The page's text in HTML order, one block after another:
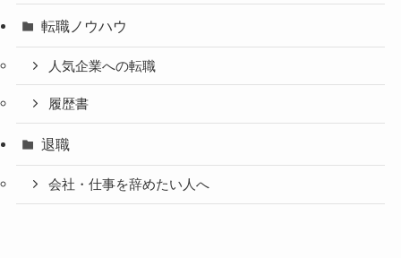
転職ノウハウ
人気企業への転職
履歴書
退職
会社・仕事を辞めたい人へ